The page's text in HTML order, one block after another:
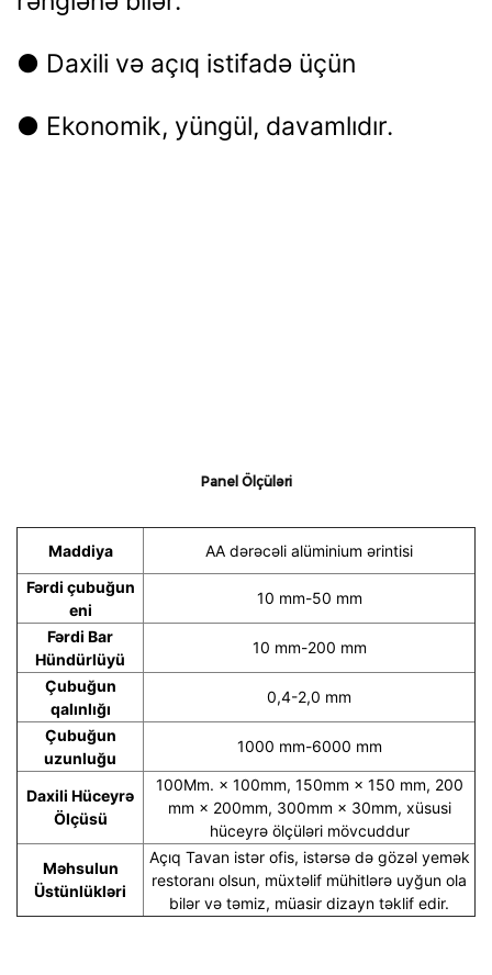
● Daxili və açıq istifadə üçün
● Ekonomik, yüngül, davamlıdır.
Panel Ölçüləri
Maddiya
AA dərəcəli alüminium ərintisi
Fərdi çubuğun
eni
10 mm-50 mm
Fərdi Bar
Hündürlüyü
10 mm-200 mm
Çubuğun
qalınlığı
0,4-2,0 mm
Çubuğun
uzunluğu
1000 mm-6000 mm
Daxili Hüceyrə
Ölçüsü
100Mm. × 100mm, 150mm × 150 mm, 200
mm × 200mm, 300mm × 30mm, xüsusi
hüceyrə ölçüləri mövcuddur
Məhsulun
Üstünlükləri
Açıq Tavan istər ofis, istərsə də gözəl yemək
restoranı olsun, müxtəlif mühitlərə uyğun ola
bilər və təmiz, müasir dizayn təklif edir.